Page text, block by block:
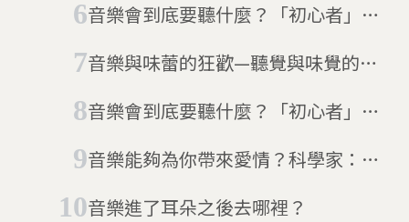
音樂會到底要聽什麼？「初心者」教
音樂與味蕾的狂歡—聽覺與味覺的關
音樂會到底要聽什麼？「初心者」教
音樂能夠為你帶來愛情？科學家：音
音樂進了耳朵之後去哪裡？